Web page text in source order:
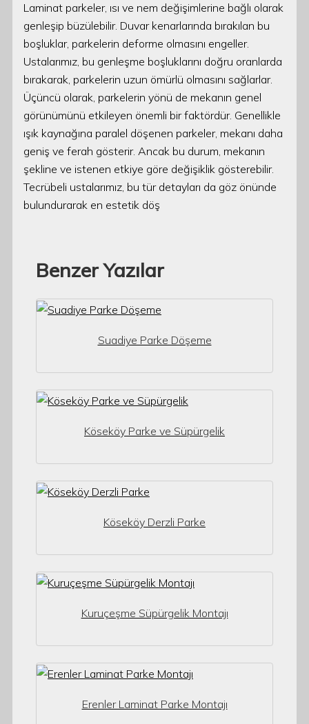
Laminat parkeler, ısı ve nem değişimlerine bağlı olarak
genleşip büzülebilir. Duvar kenarlarında bırakılan bu
boşluklar, parkelerin deforme olmasını engeller.
Ustalarımız, bu genleşme boşluklarını doğru oranlarda
bırakarak, parkelerin uzun ömürlü olmasını sağlarlar.
Üçüncü olarak, parkelerin yönü de mekanın genel
görünümünü etkileyen önemli bir faktördür. Genellikle
ışık kaynağına paralel döşenen parkeler, mekanı daha
geniş ve ferah gösterir. Ancak bu durum, mekanın
şekline ve istenen etkiye göre değişiklik gösterebilir.
Tecrübeli ustalarımız, bu tür detayları da göz önünde
bulundurarak en estetik döş
Benzer Yazılar
Suadiye Parke Döşeme
Köseköy Parke ve Süpürgelik
Köseköy Derzli Parke
Kuruçeşme Süpürgelik Montajı
Erenler Laminat Parke Montajı